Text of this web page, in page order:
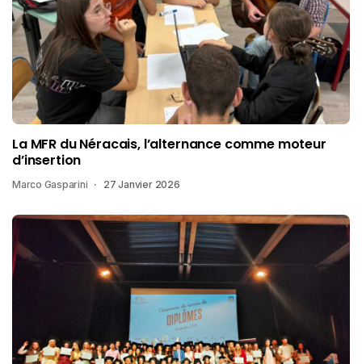
La MFR du Néracais, l’alternance comme moteur
d’insertion
Marco Gasparini 27 Janvier 2026